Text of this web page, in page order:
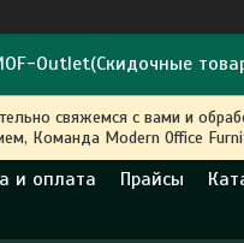
Outlet(Скидочные
свяжемся с вами и
Команда Modern Office
и оплата Прайсы